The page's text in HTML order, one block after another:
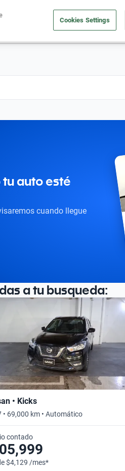
Vende tu auto Cuida tu auto
auto esté
cuando llegue
a tu busqueda:
• Kicks
• 69,000 km • Automático
contado
$4,129 /mes*
Cookies Settings